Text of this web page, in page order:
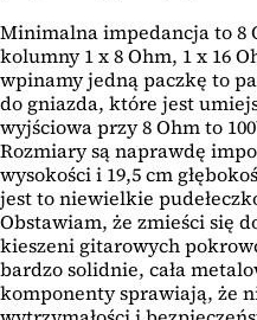
Minimalna impedancja to 8
kolumny 1 x 8 Ohm, 1 x 16
wpinamy jedną paczkę to
do gniazda, które jest
wyjściowa przy 8 Ohm to
Rozmiary są naprawdę
wysokości i 19,5 cm
jest to niewielkie
Obstawiam, że zmieści się
kieszeni gitarowych
bardzo solidnie, cała
komponenty sprawiają, że